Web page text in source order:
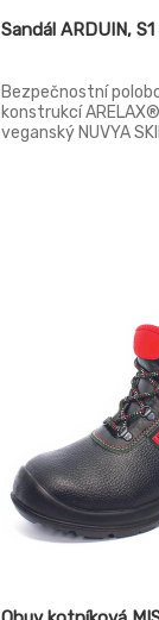
Sandál ARDUIN, S1
Bezpečnostní
konstrukcí
veganský NUVYA
kompozitní tužinkou
planžetou